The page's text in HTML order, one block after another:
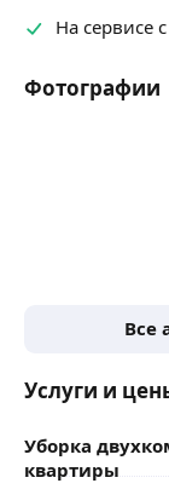
На сервисе
Фотографии
Все
Услуги и
Уборка
квартиры